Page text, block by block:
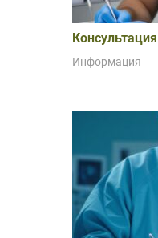
Информация